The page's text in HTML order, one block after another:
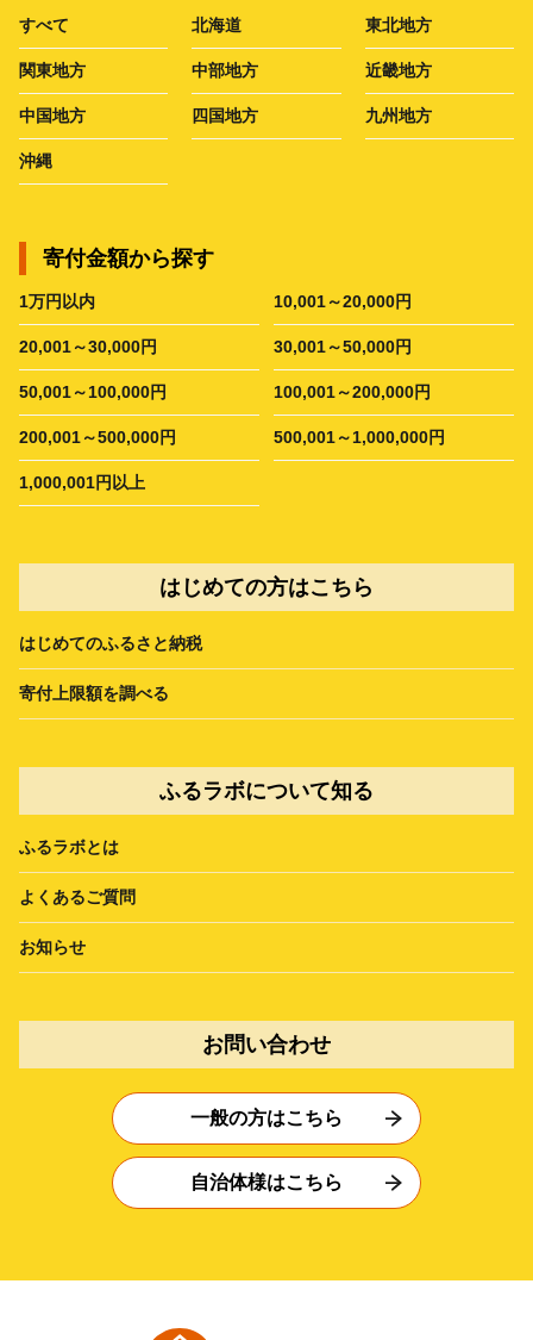
すべて 北海道 東北地方
関東地方 中部地方 近畿地方
中国地方 四国地方 九州地方
沖縄
寄付金額から探す
1万円以内 10,001～20,000円
20,001～30,000円 30,001～50,000円
50,001～100,000円 100,001～200,000円
200,001～500,000円 500,001～1,000,000円
1,000,001円以上
はじめての方はこちら
はじめてのふるさと納税
寄付上限額を調べる
ふるラボについて知る
ふるラボとは
よくあるご質問
お知らせ
お問い合わせ
一般の方はこちら
自治体様はこちら